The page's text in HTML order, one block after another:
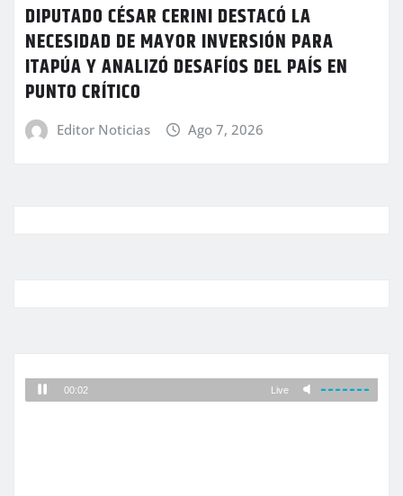
DIPUTADO CÉSAR CERINI DESTACÓ LA
NECESIDAD DE MAYOR INVERSIÓN PARA
ITAPÚA Y ANALIZÓ DESAFÍOS DEL PAÍS EN
PUNTO CRÍTICO
Editor Noticias Ago 7, 2026